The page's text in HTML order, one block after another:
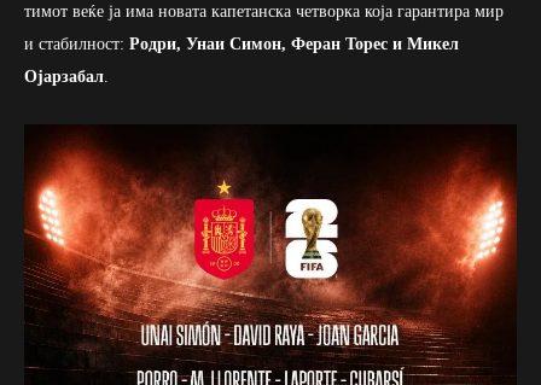
тимот веќе ја има новата капетанска четворка која гарантира мир
и стабилност: Родри, Унаи Симон, Феран Торес и Микел
Ојарзабал